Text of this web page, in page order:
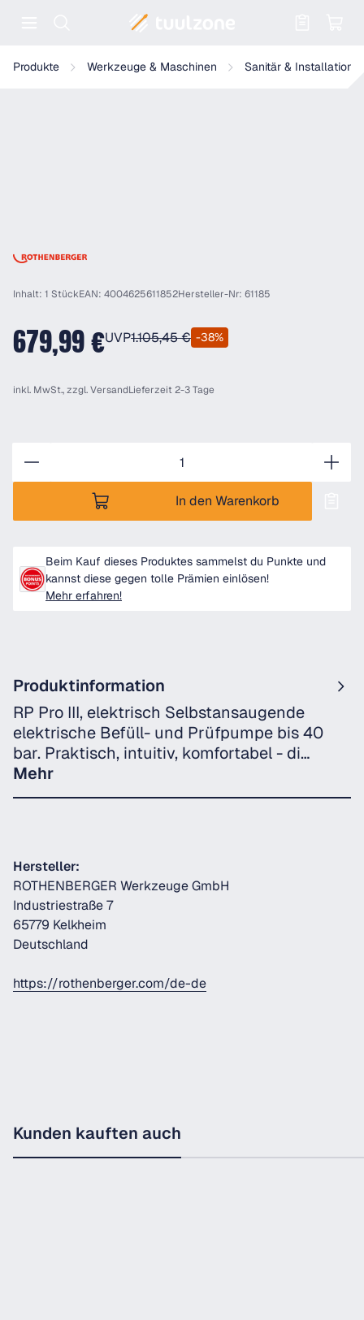
Produkte Werkzeuge & Maschinen Sanitär & Installation
Rothenberger RP Pro III, Prüfpumpe, elektrisch
Inhalt: 1 StückEAN: 4004625611852Hersteller-Nr: 61185
679,99 €UVP1.105,45 € -38%
inkl. MwSt., zzgl.VersandLieferzeit 2-3 Tage
In den Warenkorb
Beim Kauf dieses Produktes sammelst du Punkte und
kannst diese gegen tolle Prämien einlösen!
Mehr erfahren!
Produktinformation
RP Pro III, elektrisch Selbstansaugende
elektrische Befüll- und Prüfpumpe bis 40
bar. Praktisch, intuitiv, komfortabel - di…
Mehr
Hersteller:
ROTHENBERGER Werkzeuge GmbH
Industriestraße 7
65779 Kelkheim
Deutschland
https://rothenberger.com/de-de
Kunden kauften auch